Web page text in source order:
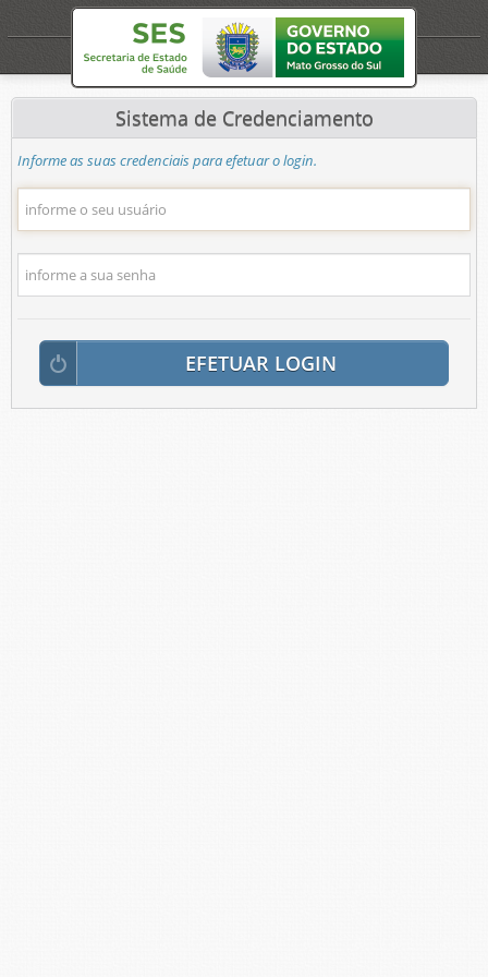
Sistema de Credenciamento
Informe as suas credenciais para efetuar o login.
EFETUAR LOGIN